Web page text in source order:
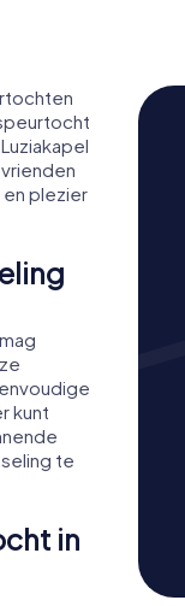
plezier
kunt
te
in